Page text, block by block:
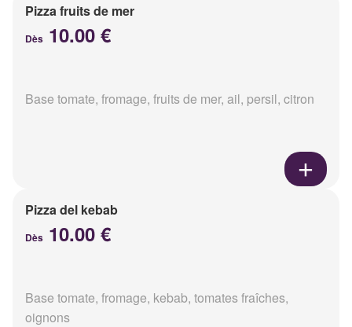
Pizza fruits de mer
Dès 10.00 €
Base tomate, fromage, fruits de mer, ail, persil, citron
Pizza del kebab
Dès 10.00 €
Base tomate, fromage, kebab, tomates fraîches,
oignons